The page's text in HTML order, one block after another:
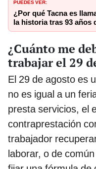
¿Por qué Tacna es
la historia tras 93 años
¿Cuánto me
trabajar el 29
El 29 de agosto es
no es igual a un
presta servicios, el
contraprestación
trabajador
laborar, o de